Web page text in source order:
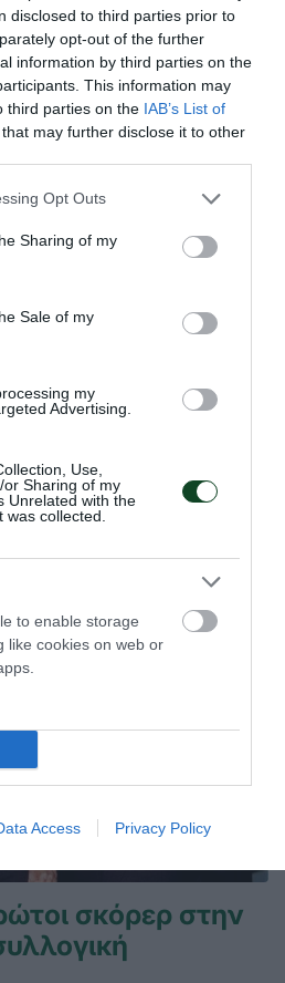
disclosed to third parties prior to
opt-out of the further
information by third parties on the
This information may
third parties on the IAB’s List of
that may further disclose it to other
app uses one or more Google
behaviour. You may click to
and its third-party tags to
purposes in below Google
Opt Outs
Sharing of my
Sale of my
my
Advertising.
Use,
Sharing of my
Unrelated with the
collected.
to enable storage
like cookies on web or
Access Privacy Policy
Ομάδα
τους
Παναθηναϊκού είναι στην
Τοξοβολίας για τους
σκόρερ στην